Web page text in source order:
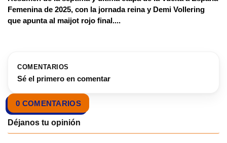
Femenina de 2025, con la jornada reina y Demi Vollering
que apunta al maijot rojo final....
COMENTARIOS
Sé el primero en comentar
0 COMENTARIOS